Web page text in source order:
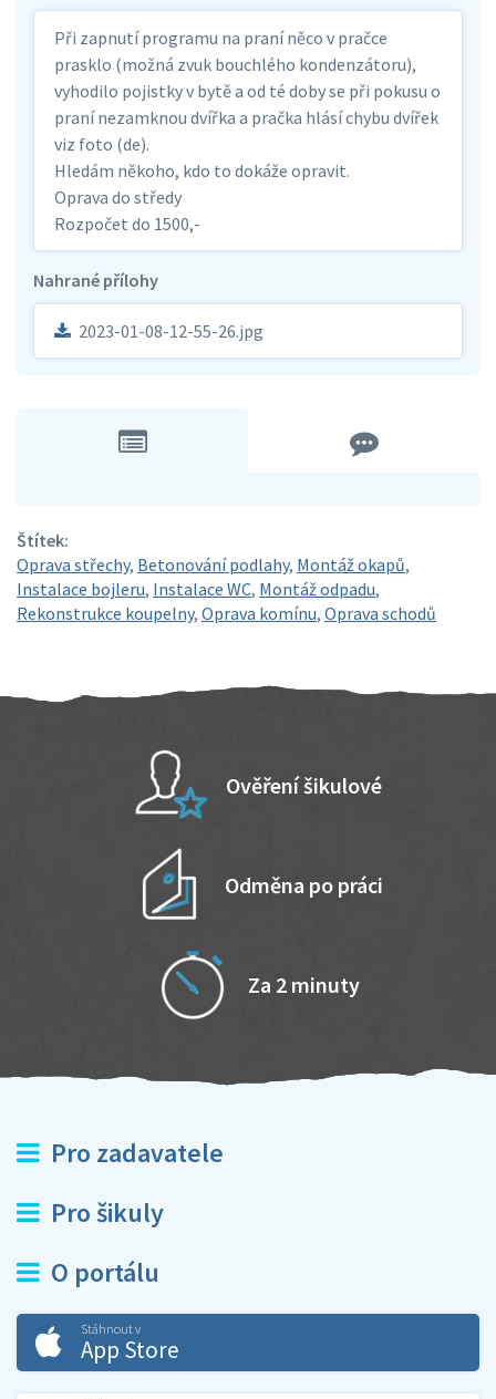
Při zapnutí programu na praní něco v pračce
prasklo (možná zvuk bouchlého kondenzátoru),
vyhodilo pojistky v bytě a od té doby se při pokusu o
praní nezamknou dvířka a pračka hlásí chybu dvířek
viz foto (de).
Hledám někoho, kdo to dokáže opravit.
Oprava do středy
Rozpočet do 1500,-
Nahrané přílohy
2023-01-08-12-55-26.jpg
Štítek:
Oprava střechy, Betonování podlahy, Montáž okapů,
Instalace bojleru, Instalace WC, Montáž odpadu,
Rekonstrukce koupelny, Oprava komínu, Oprava schodů
Ověření šikulové
Odměna po práci
Za 2 minuty
Pro zadavatele
Pro šikuly
O portálu
Stáhnout v
App Store